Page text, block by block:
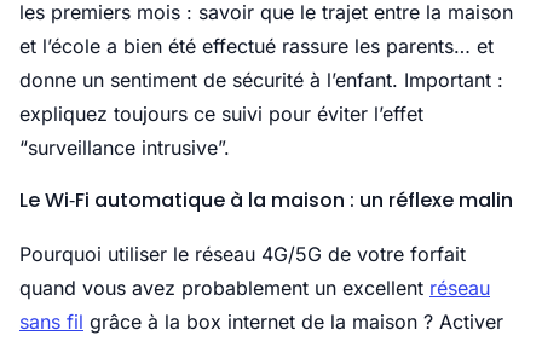
les premiers mois : savoir que le trajet entre la maison
et l’école a bien été effectué rassure les parents… et
donne un sentiment de sécurité à l’enfant. Important :
expliquez toujours ce suivi pour éviter l’effet
“surveillance intrusive”.
Le Wi‑Fi automatique à la maison : un réflexe malin
Pourquoi utiliser le réseau 4G/5G de votre forfait
quand vous avez probablement un excellent réseau
sans fil grâce à la box internet de la maison ? Activer